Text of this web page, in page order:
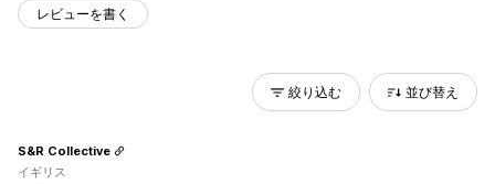
レビューを書く
絞り込む 並び替え
S&R Collective
イギリス